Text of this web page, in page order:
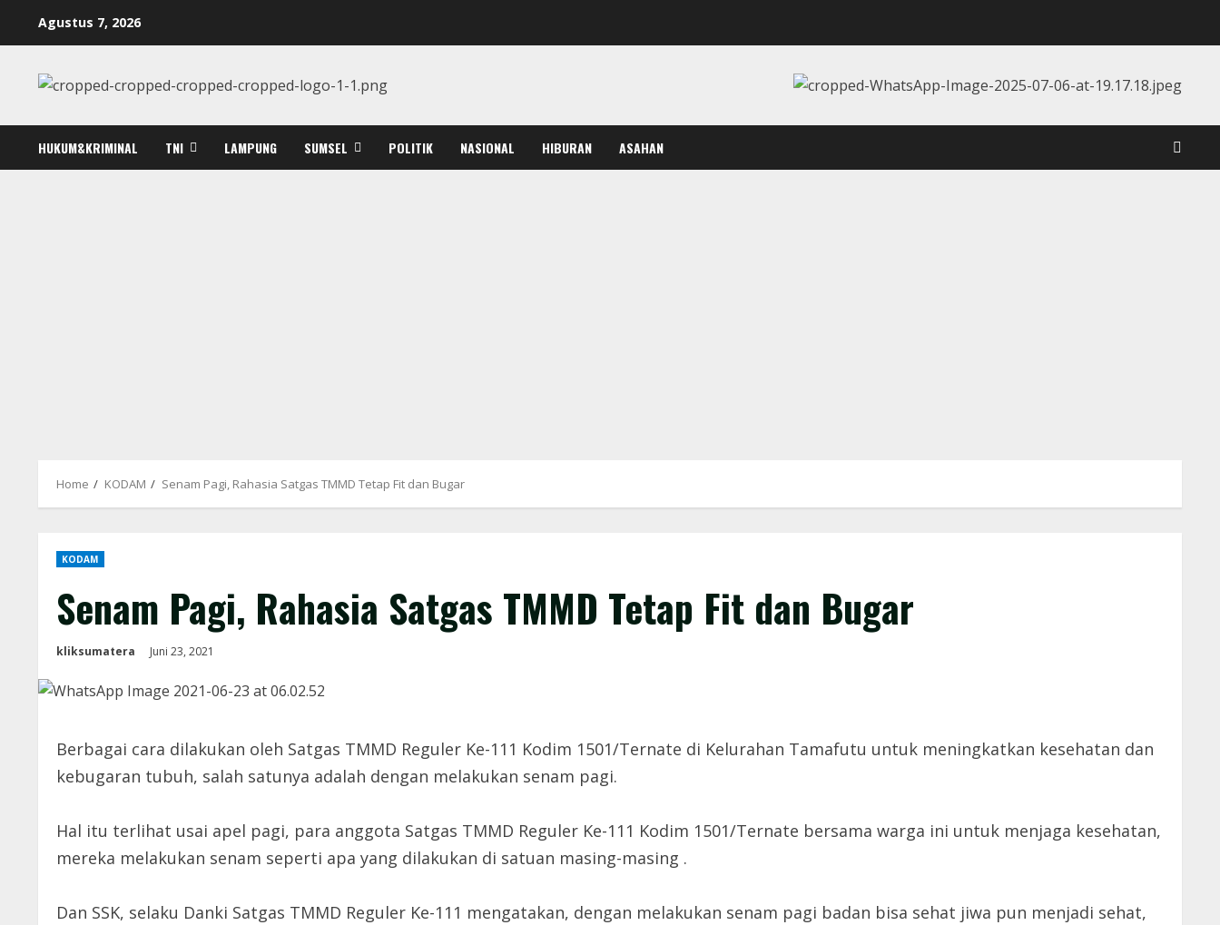
Agustus 7, 2026
HUKUM&KRIMINAL TNI LAMPUNG SUMSEL POLITIK NASIONAL HIBURAN ASAHAN
Home KODAM Senam Pagi, Rahasia Satgas TMMD Tetap Fit dan Bugar
KODAM
Senam Pagi, Rahasia Satgas TMMD Tetap Fit dan Bugar
kliksumatera Juni 23, 2021
Berbagai cara dilakukan oleh Satgas TMMD Reguler Ke-111 Kodim 1501/Ternate di Kelurahan Tamafutu untuk meningkatkan kesehatan dan
kebugaran tubuh, salah satunya adalah dengan melakukan senam pagi.
Hal itu terlihat usai apel pagi, para anggota Satgas TMMD Reguler Ke-111 Kodim 1501/Ternate bersama warga ini untuk menjaga kesehatan,
mereka melakukan senam seperti apa yang dilakukan di satuan masing-masing .
Dan SSK, selaku Danki Satgas TMMD Reguler Ke-111 mengatakan, dengan melakukan senam pagi badan bisa sehat jiwa pun menjadi sehat,